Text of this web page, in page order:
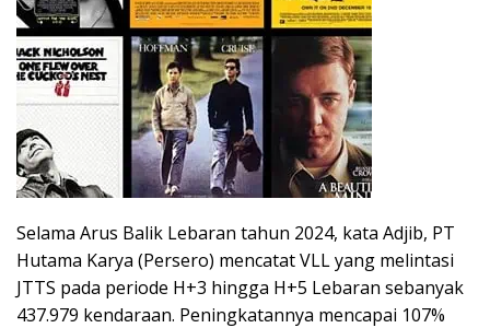
Selama Arus Balik Lebaran tahun 2024, kata Adjib, PT
Hutama Karya (Persero) mencatat VLL yang melintasi
JTTS pada periode H+3 hingga H+5 Lebaran sebanyak
437.979 kendaraan. Peningkatannya mencapai 107%